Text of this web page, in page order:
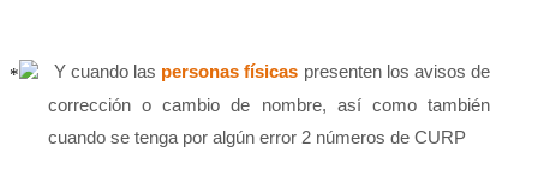
Y cuando las personas físicas presenten los avisos de
corrección o cambio de nombre, así como también
cuando se tenga por algún error 2 números de CURP